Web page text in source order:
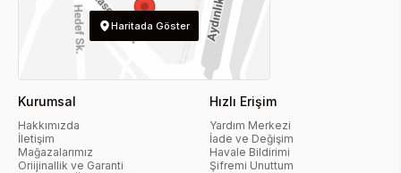
Haritada Göster
Kurumsal
Hakkımızda
İletişim
Mağazalarımız
Oriijinallik ve Garanti
Hızlı Erişim
Yardım Merkezi
İade ve Değişim
Havale Bildirimi
Şifremi Unuttum